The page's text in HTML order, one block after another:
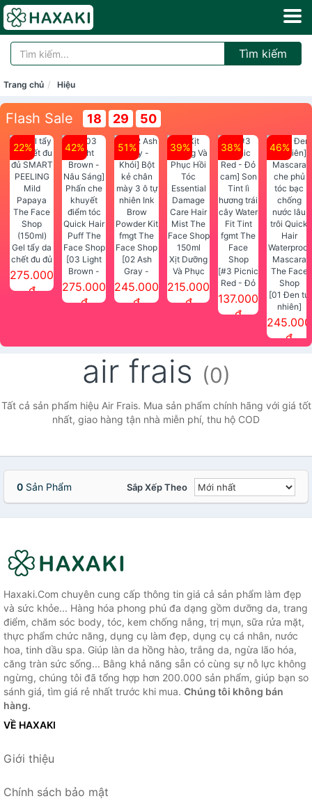
Tìm kiếm
Trang chủ Hiệu
Flash Sale 18 29 50
22%
Gel tẩy da
chết đu đủ
SMART
PEELING
275.000
đ
42%
[03 Light
Brown -
Nâu Sáng]
Phấn che
275.000
đ
51%
[02 Ash
Gray -
Khói] Bột
kẻ chân
Face Shop
245.000
đ
39%
Xịt Dưỡng
Và Phục
Hồi Tóc
Essential
215.000
đ
38%
[#3 Picnic
Red - Đỏ
cam] Son
Shop
137.000
đ
46%
[01 Đen tự
nhiên]
Mascara
che phủ
Waterproof
Mascara
245.000
đ
air frais (0)
Tất cả sản phẩm hiệu Air Frais. Mua sản phẩm chính hãng với giá tốt
nhất, giao hàng tận nhà miễn phí, thu hộ COD
0 Sản Phẩm Sắp Xếp Theo
Haxaki.Com chuyên cung cấp thông tin giá cả sản phẩm làm đẹp
và sức khỏe... Hàng hóa phong phú đa dạng gồm dưỡng da, trang
điểm, chăm sóc body, tóc, kem chống nắng, trị mụn, sữa rửa mặt,
thực phẩm chức năng, dụng cụ làm đẹp, dụng cụ cá nhân, nước
hoa, tinh dầu spa. Giúp làn da hồng hào, trắng da, ngừa lão hóa,
căng tràn sức sống... Bằng khả năng sẵn có cùng sự nỗ lực không
ngừng, chúng tôi đã tổng hợp hơn 200.000 sản phẩm, giúp bạn so
sánh giá, tìm giá rẻ nhất trước khi mua. Chúng tôi không bán
hàng.
VỀ HAXAKI
Giới thiệu
Chính sách bảo mật